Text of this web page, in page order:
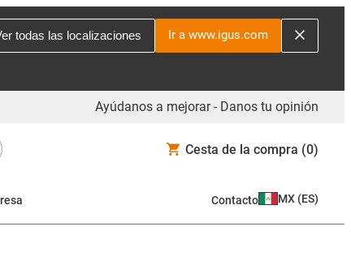
todas las localizaciones Ir a www.igus.com
Ayúdanos a mejorar - Danos tu opinión
Cesta de la compra (0)
Contacto MX (ES)